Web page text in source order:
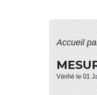
Accueil
Vérifié le 01